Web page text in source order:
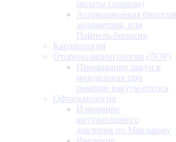
оплаты спирали)
Аспирационная биопсия
эндометрия, или
Пайпель-биопсия
Кардиология
Оториноларингология (ЛОР)
Промывание лакун в
миндалинах при
помощи вакуум-отсоса
Офтальмология
Измерение
внутриглазного
давления по Маклакову